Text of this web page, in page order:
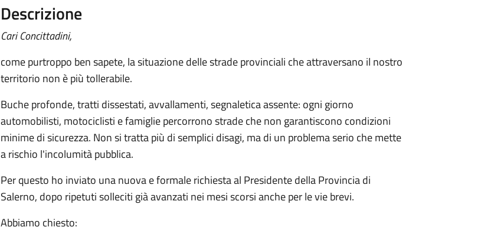
Descrizione
Cari Concittadini,
come purtroppo ben sapete, la situazione delle strade provinciali che attraversano il nostro
territorio non è più tollerabile.
Buche profonde, tratti dissestati, avvallamenti, segnaletica assente: ogni giorno
automobilisti, motociclisti e famiglie percorrono strade che non garantiscono condizioni
minime di sicurezza. Non si tratta più di semplici disagi, ma di un problema serio che mette
a rischio l'incolumità pubblica.
Per questo ho inviato una nuova e formale richiesta al Presidente della Provincia di
Salerno, dopo ripetuti solleciti già avanzati nei mesi scorsi anche per le vie brevi.
Abbiamo chiesto: